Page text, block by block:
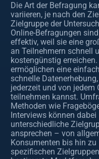
Die Art der Befragung
variieren, je nach den
Zielgruppe der
Online-Befragungen
effektiv, weil sie eine
an Teilnehmern schnell
kostengünstig erreichen.
ermöglichen eine
schnelle
jederzeit und von jedem
teilnehmen kannst.
Methoden wie
Interviews können dabei
unterschiedliche
ansprechen – von
Konsumenten bis hin zu
spezifischen